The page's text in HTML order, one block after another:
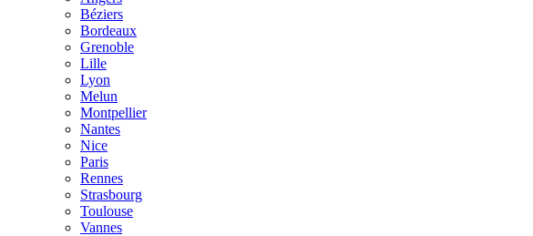
Béziers
Bordeaux
Grenoble
Lille
Lyon
Melun
Montpellier
Nantes
Nice
Paris
Rennes
Strasbourg
Toulouse
Vannes